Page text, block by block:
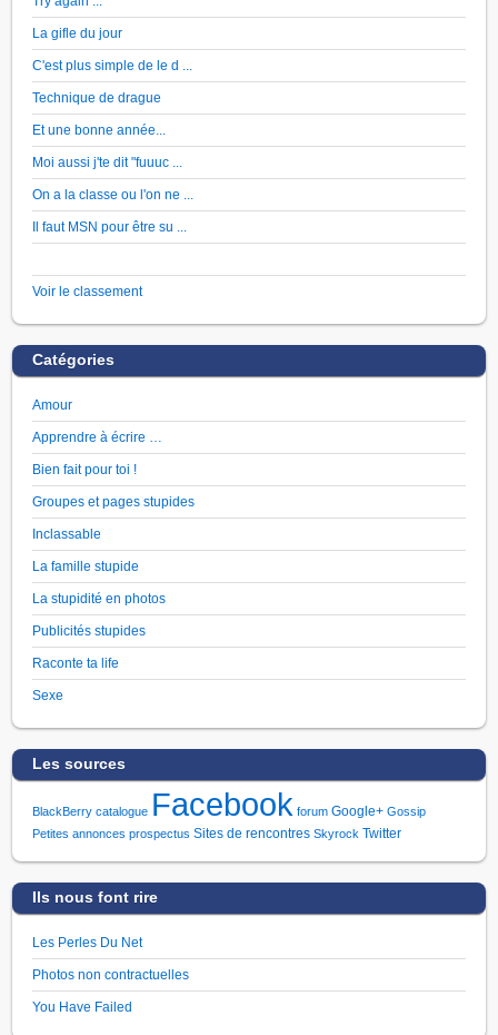
La gifle du jour
C'est plus simple de le d ...
Technique de drague
Et une bonne année...
Moi aussi j'te dit "fuuuc ...
On a la classe ou l'on ne ...
Il faut MSN pour être su ...
Voir le classement
Catégories
Amour
Apprendre à écrire …
Bien fait pour toi !
Groupes et pages stupides
Inclassable
La famille stupide
La stupidité en photos
Publicités stupides
Raconte ta life
Sexe
Les sources
BlackBerry catalogue Facebook forum Google+ Gossip
Petites annonces prospectus Sites de rencontres Skyrock Twitter
Ils nous font rire
Les Perles Du Net
Photos non contractuelles
You Have Failed